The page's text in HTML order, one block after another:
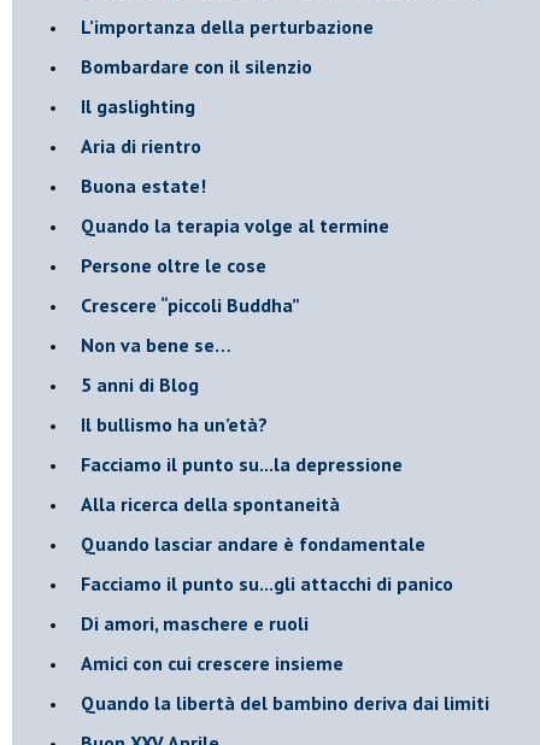
L’importanza della perturbazione
​Bombardare con il silenzio
Il gaslighting
Aria di rientro
Buona estate!
​Quando la terapia volge al termine
​Persone oltre le cose
​Crescere “piccoli Buddha”
Non va bene se…
​5 anni di Blog
​Il bullismo ha un’età?
Facciamo il punto su...la depressione
​Alla ricerca della spontaneità
​Quando lasciar andare è fondamentale
Facciamo il punto su...gli attacchi di panico
Di amori, maschere e ruoli
​Amici con cui crescere insieme
​Quando la libertà del bambino deriva dai limiti